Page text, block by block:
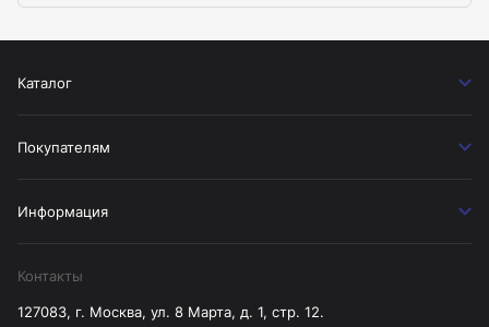
Каталог
Покупателям
Информация
Контакты
127083, г. Москва, ул. 8 Марта, д. 1, стр. 12.